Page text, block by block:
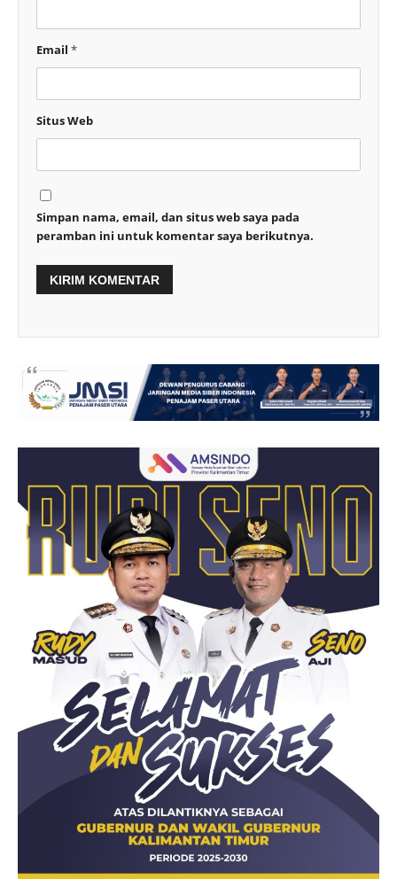
Email *
Situs Web
Simpan nama, email, dan situs web saya pada
peramban ini untuk komentar saya berikutnya.